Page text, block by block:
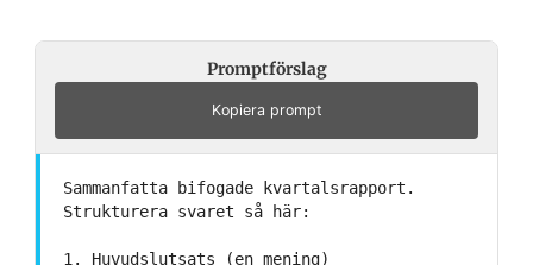
Promptförslag
Kopiera prompt
Sammanfatta bifogade kvartalsrapport.
Strukturera svaret så här:
1. Huvudslutsats (en mening)